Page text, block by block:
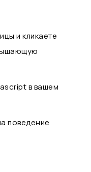
и кликаете
в вашем
поведение